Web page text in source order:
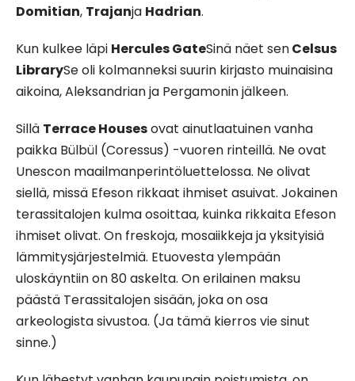
Domitian, Trajanja Hadrian.
Kun kulkee läpi Hercules GateSinä näet senCelsus
LibrarySe oli kolmanneksi suurin kirjasto muinaisina
aikoina, Aleksandrian ja Pergamonin jälkeen.
Sillä Terrace Housesovat ainutlaatuinen vanha
paikka Bülbül (Coressus) -vuoren rinteillä. Ne ovat
Unescon maailmanperintöluettelossa. Ne olivat
siellä, missä Efeson rikkaat ihmiset asuivat. Jokainen
terassitalojen kulma osoittaa, kuinka rikkaita Efeson
ihmiset olivat. On freskoja, mosaiikkeja ja yksityisiä
lämmitysjärjestelmiä. Etuovesta ylempään
uloskäyntiin on 80 askelta. On erilainen maksu
päästä Terassitalojen sisään, joka on osa
arkeologista sivustoa. (Ja tämä kierros vie sinut
sinne.)